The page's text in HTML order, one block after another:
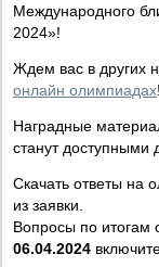
Международного
2024»!
Ждем вас в других
онлайн олимпиадах!
Наградные
станут доступными
Скачать ответы на
из заявки.
Вопросы по
06.04.2024